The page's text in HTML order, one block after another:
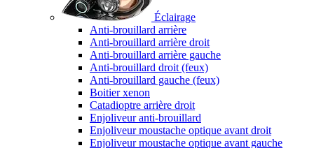
Éclairage
Anti-brouillard arrière
Anti-brouillard arrière droit
Anti-brouillard arrière gauche
Anti-brouillard droit (feux)
Anti-brouillard gauche (feux)
Boitier xenon
Catadioptre arrière droit
Enjoliveur anti-brouillard
Enjoliveur moustache optique avant droit
Enjoliveur moustache optique avant gauche